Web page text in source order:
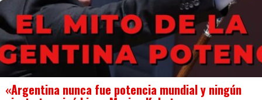
«Argentina nunca fue potencia mundial y ningún